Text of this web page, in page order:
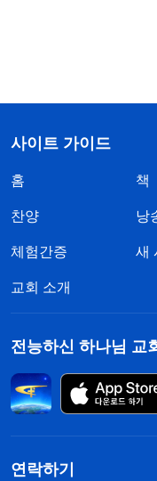
사이트 가이드
홈 책
찬양 낭
체험간증 새
교회 소개
전능하신 하나님 교
연락하기